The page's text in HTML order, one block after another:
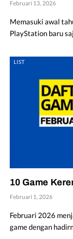
Februari 13, 2026
Memasuki awal
PlayStation baru
LIST
10 Game
Februari 1, 2026
Februari 2026
game dengan